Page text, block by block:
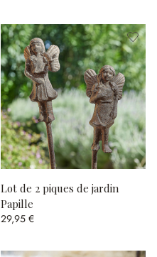
Lot de 2 piques de jardin
Papille
29,95 €